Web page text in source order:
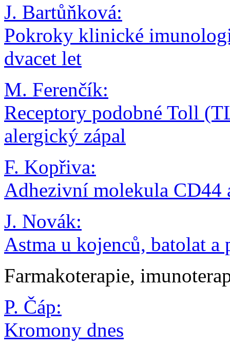
J. Bartůňková:
Pokroky klinické
dvacet let
M. Ferenčík:
Receptory podobné Toll
alergický zápal
F. Kopřiva:
Adhezivní molekula CD44
J. Novák:
Astma u kojenců, batolat a
Farmakoterapie,
P. Čáp:
Kromony dnes